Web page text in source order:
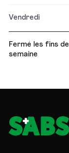
Vendredi
Fermé les fins de
semaine